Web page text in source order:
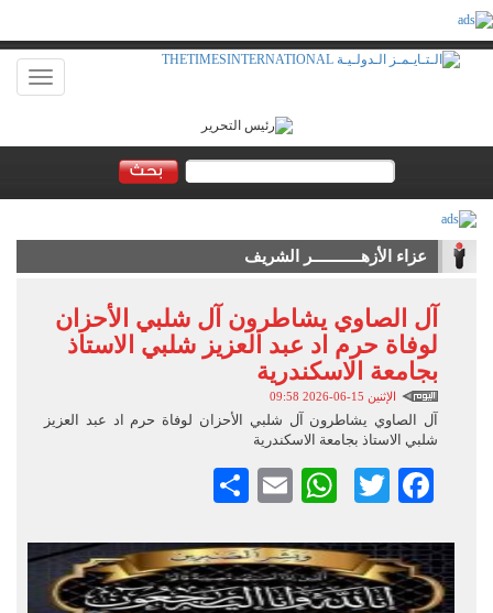
Toggle
عزاء الأزهـــــــــــر الشريف
آل الصاوي يشاطرون آل شلبي الأحزان
لوفاة حرم اد عبد العزيز شلبي الاستاذ
بجامعة الاسكندرية
الإثنين 15-06-2026 09:58
آل الصاوي يشاطرون آل شلبي الأحزان لوفاة حرم اد عبد العزيز
شلبي الاستاذ بجامعة الاسكندرية
Facebook
Twitter
WhatsApp
Email